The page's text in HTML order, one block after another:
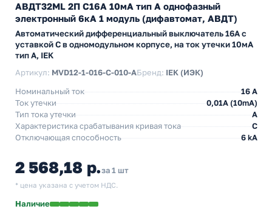
АВДТ32МL 2П С16А 10мА тип А однофазный
электронный 6кА 1 модуль (дифавтомат, АВДТ)
Автоматический дифференциальный выключатель 16А с
уставкой C в одномодульном корпусе, на ток утечки 10мА
тип А, IEK
Артикул: MVD12-1-016-C-010-AБренд: IEK (ИЭК)
Номинальный ток
16 А
Ток утечки
0,01A (10mA)
Тип тока утечки
A
Характеристика срабатывания кривая тока
C
Отключающая способность
6 kA
2 568,18 р.за 1 шт
* цена указана с учетом НДС.
Наличие